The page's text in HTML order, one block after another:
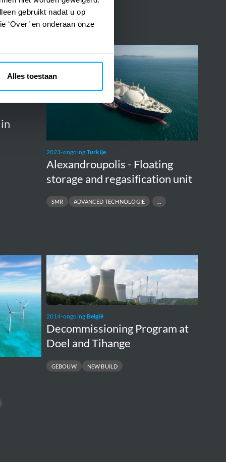
gebruikt nadat u op
‘Over’ en onderaan onze
Alles toestaan
2023-ongoing Turkije
Alexandroupolis - Floating
storage and regasification unit
SMR
ADVANCED TECHNOLOGIE
-
Floating
storage
2014-ongoing België
Decommissioning Program at
Doel and Tihange
GEBOUW NEW BUILD
Decommissioning
Program
at
Doel
and
Tihange